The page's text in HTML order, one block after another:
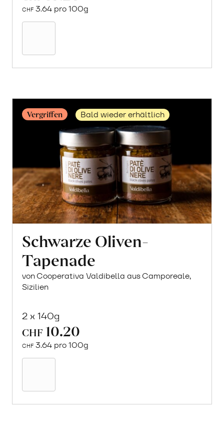
CHF 3.64 pro 100g
Vergriffen Bald wieder erhältlich
Schwarze Oliven-
Tapenade
von Cooperativa Valdibella aus Camporeale,
Sizilien
2 x 140g
CHF 10.20
CHF 3.64 pro 100g
erfahren